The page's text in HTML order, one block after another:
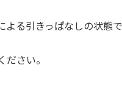
よる引きっぱなしの状態
さい。